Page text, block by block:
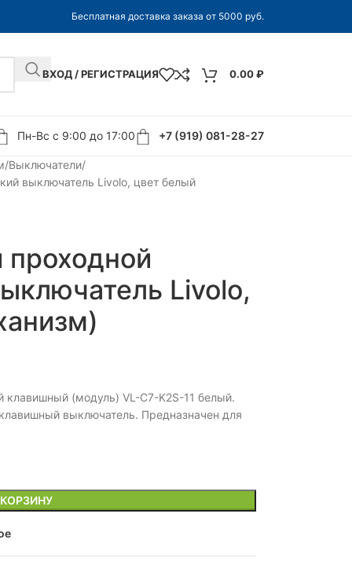
Бесплатная доставка заказа от 5000 руб.
ВХОД / РЕГИСТРАЦИЯ 0.00₽
Пн-Вс с 9:00 до 17:00 +7 (919) 081-28-27
Выключатели
выключатель Livolo, цвет белый
Livolo,
(модуль) VL-C7-K2S-11 белый.
выключатель. Предназначен для